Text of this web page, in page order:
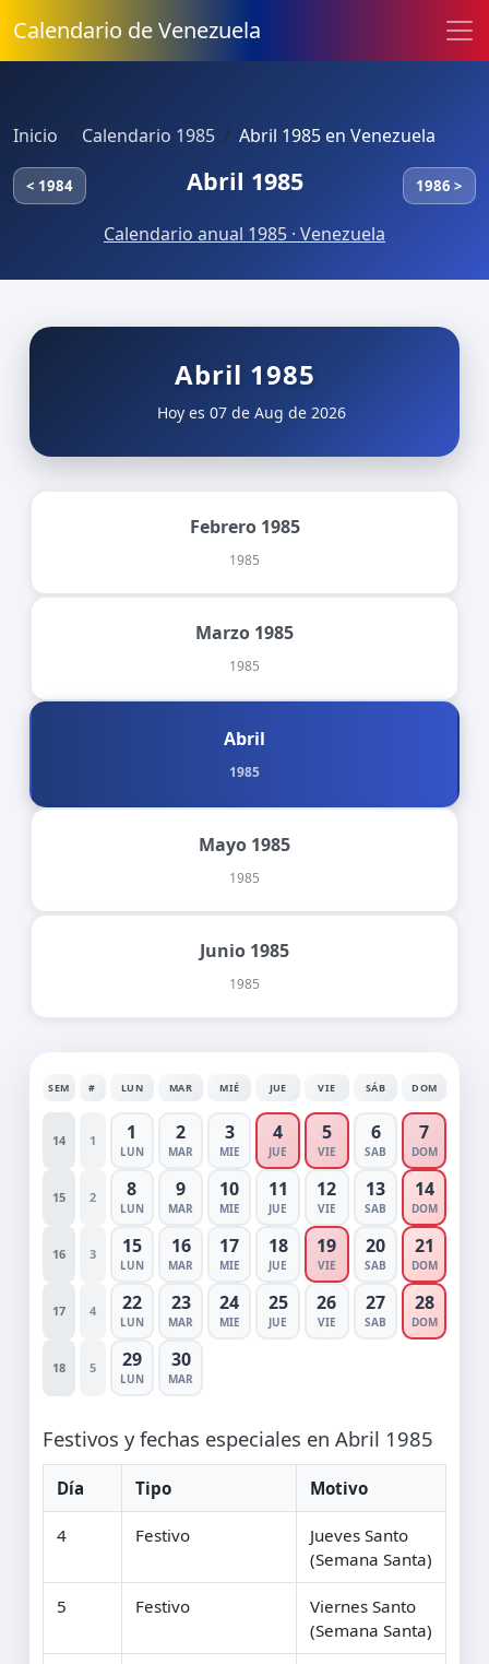
Calendario de Venezuela
Inicio Calendario 1985 Abril 1985 en Venezuela
< 1984 Abril 1985 1986 >
Calendario anual 1985 · Venezuela
Abril 1985
Hoy es 07 de Aug de 2026
Febrero 1985
1985
Marzo 1985
1985
Abril
1985
Mayo 1985
1985
Junio 1985
1985
SEM # LUN MAR MIÉ JUE VIE SÁB DOM
14 1 1
LUN
2
MAR
3
MIE
4
JUE
5
VIE
6
SAB
7
DOM
15 2 8
LUN
9
MAR
10
MIE
11
JUE
12
VIE
13
SAB
14
DOM
16 3 15
LUN
16
MAR
17
MIE
18
JUE
19
VIE
20
SAB
21
DOM
17 4 22
LUN
23
MAR
24
MIE
25
JUE
26
VIE
27
SAB
28
DOM
18 5 29
LUN
30
MAR
Festivos y fechas especiales en Abril 1985
Día Tipo Motivo
4 Festivo
Jueves Santo
(Semana Santa)
5 Festivo
Viernes Santo
(Semana Santa)